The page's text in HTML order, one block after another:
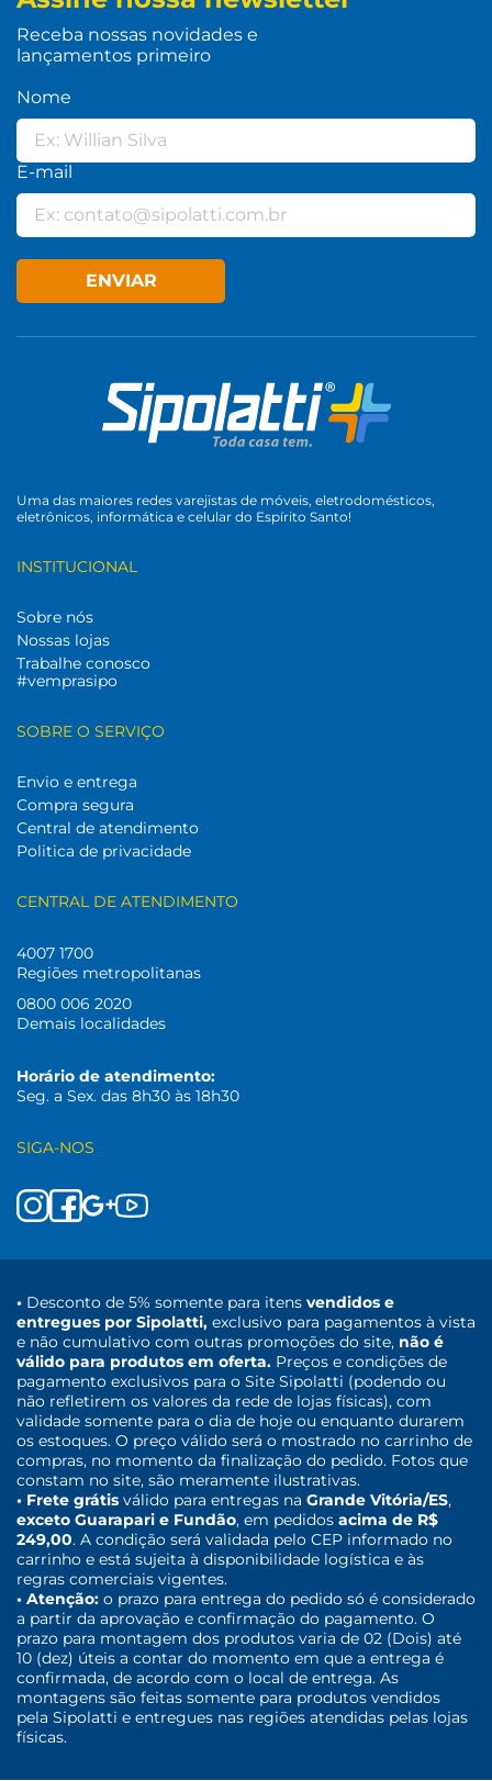
Receba nossas novidades e
lançamentos primeiro
Nome
E-mail
ENVIAR
Uma das maiores redes varejistas de móveis, eletrodomésticos,
eletrônicos, informática e celular do Espírito Santo!
INSTITUCIONAL
Sobre nós
Nossas lojas
Trabalhe conosco
#vemprasipo
SOBRE O SERVIÇO
Envio e entrega
Compra segura
Central de atendimento
Politica de privacidade
CENTRAL DE ATENDIMENTO
4007 1700
Regiões metropolitanas
0800 006 2020
Demais localidades
Horário de atendimento:
Seg. a Sex. das 8h30 às 18h30
SIGA-NOS
• Desconto de 5% somente para itens vendidos e
entregues por Sipolatti, exclusivo para pagamentos à vista
e não cumulativo com outras promoções do site, não é
válido para produtos em oferta. Preços e condições de
pagamento exclusivos para o Site Sipolatti (podendo ou
não refletirem os valores da rede de lojas físicas), com
validade somente para o dia de hoje ou enquanto durarem
os estoques. O preço válido será o mostrado no carrinho de
compras, no momento da finalização do pedido. Fotos que
constam no site, são meramente ilustrativas.
• Frete grátis válido para entregas na Grande Vitória/ES,
exceto Guarapari e Fundão, em pedidos acima de R$
249,00. A condição será validada pelo CEP informado no
carrinho e está sujeita à disponibilidade logística e às
regras comerciais vigentes.
• Atenção: o prazo para entrega do pedido só é considerado
a partir da aprovação e confirmação do pagamento. O
prazo para montagem dos produtos varia de 02 (Dois) até
10 (dez) úteis a contar do momento em que a entrega é
confirmada, de acordo com o local de entrega. As
montagens são feitas somente para produtos vendidos
pela Sipolatti e entregues nas regiões atendidas pelas lojas
físicas.